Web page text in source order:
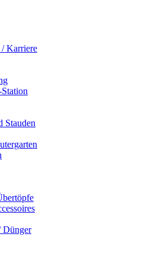
/ Karriere
Stauden
Dünger